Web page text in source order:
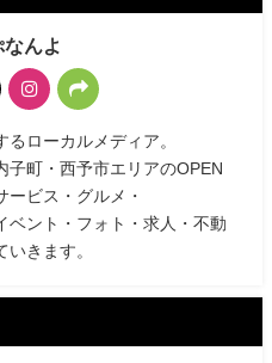
んよ
ローカルメディア。
子町・西予市エリアのOPEN
ービス・グルメ・
ベント・フォト・求人・不動
きます。